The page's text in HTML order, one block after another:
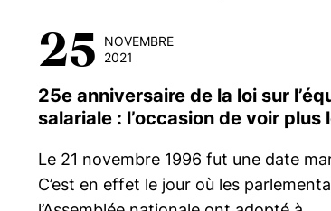
25
NOVEMBRE
2021
25e anniversaire de la loi sur
salariale : l’occasion de voir plus
Le 21 novembre 1996 fut une date
C’est en effet le jour où les